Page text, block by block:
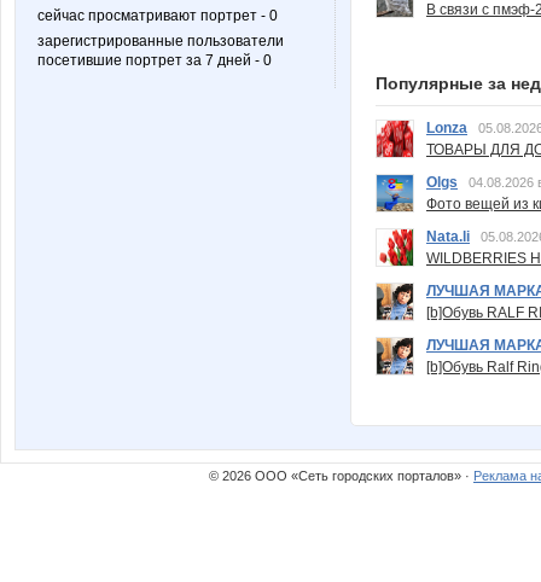
сейчас просматривают портрет - 0
зарегистрированные пользователи
посетившие портрет за 7 дней - 0
В связи с пмэф-
Популярные за
Lonza
ТОВАРЫ ДЛЯ
Olgs
04.08.2026
Фото вещей из
Nata.li
ЛУЧШАЯ
[b]Обувь RALF
ЛУЧШАЯ
[b]Обувь Ralf
© 2026 ООО «Сеть городских порталов» · Реклама